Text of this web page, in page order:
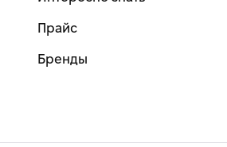
Прайс
Бренды